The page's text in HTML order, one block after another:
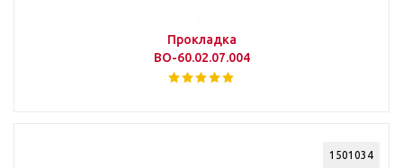
Прокладка
ВО-60.02.07.004
1501034